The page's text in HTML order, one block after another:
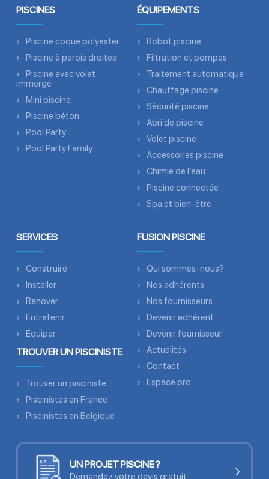
PISCINES
Piscine coque polyester
Piscine à parois droites
Piscine avec volet
immergé
Mini piscine
Piscine béton
Pool Party
Pool Party Family
ÉQUIPEMENTS
Robot piscine
Filtration et pompes
Traitement automatique
Chauffage piscine
Sécurité piscine
Abri de piscine
Volet piscine
Accessoires piscine
Chimie de l’eau
Piscine connectée
Spa et bien-être
SERVICES
Construire
Installer
Renover
Entretenir
Équiper
TROUVER UN PISCINISTE
Trouver un pisciniste
Piscinistes en France
Piscinistes en Belgique
FUSION PISCINE
Qui sommes-nous?
Nos adhérents
Nos fournisseurs
Devenir adhérent
Devenir fournisseur
Actualités
Contact
Espace pro
UN PROJET PISCINE ?
Demandez votre devis gratuit ›